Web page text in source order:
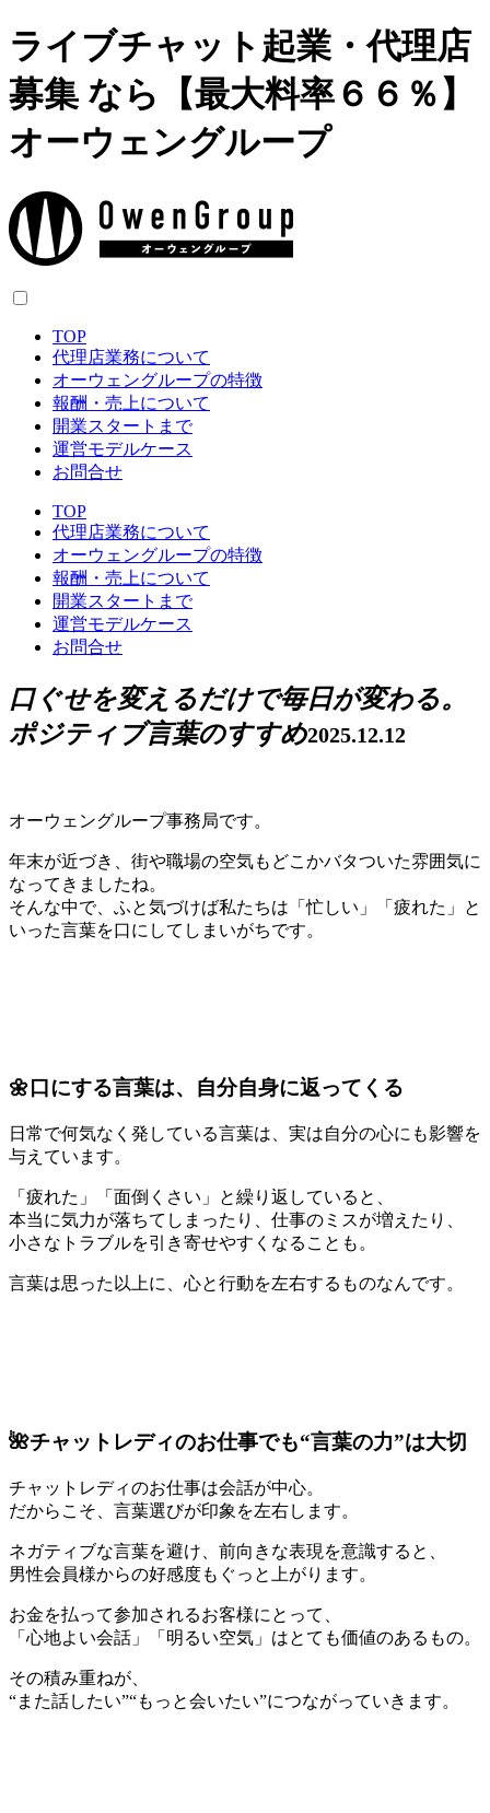
ライブチャット起業・代理店
募集 なら【最大料率６６％】
オーウェングループ
TOP
代理店業務について
オーウェングループの特徴
報酬・売上について
開業スタートまで
運営モデルケース
お問合せ
TOP
代理店業務について
オーウェングループの特徴
報酬・売上について
開業スタートまで
運営モデルケース
お問合せ
口ぐせを変えるだけで毎日が変わる。
ポジティブ言葉のすすめ2025.12.12
オーウェングループ事務局です。
年末が近づき、街や職場の空気もどこかバタついた雰囲気に
なってきましたね。
そんな中で、ふと気づけば私たちは「忙しい」「疲れた」と
いった言葉を口にしてしまいがちです。
🌼口にする言葉は、自分自身に返ってくる
日常で何気なく発している言葉は、実は自分の心にも影響を
与えています。
「疲れた」「面倒くさい」と繰り返していると、
本当に気力が落ちてしまったり、仕事のミスが増えたり、
小さなトラブルを引き寄せやすくなることも。
言葉は思った以上に、心と行動を左右するものなんです。
🌺チャットレディのお仕事でも“言葉の力”は大切
チャットレディのお仕事は会話が中心。
だからこそ、言葉選びが印象を左右します。
ネガティブな言葉を避け、前向きな表現を意識すると、
男性会員様からの好感度もぐっと上がります。
お金を払って参加されるお客様にとって、
「心地よい会話」「明るい空気」はとても価値のあるもの。
その積み重ねが、
“また話したい”“もっと会いたい”につながっていきます。